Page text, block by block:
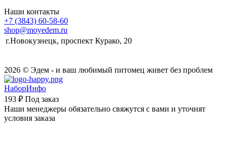
Наши контакты
+7 (3843) 60-58-60
shop@moyedem.ru
г.Новокузнецк, проспект Курако, 20
2026 © Эдем - и ваш любимый питомец живет без проблем
НаборИнфо
193 ₽ Под заказ
Наши менеджеры обязательно свяжутся с вами и уточнят
условия заказа